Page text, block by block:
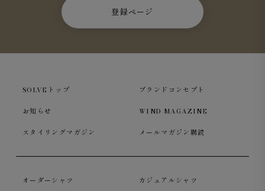
登録ページ
SOLVEトップ ブランドコンセプト
お知らせ WIND MAGAZINE
スタイリングマガジン メールマガジン購読
オーダーシャツ カジュアルシャツ